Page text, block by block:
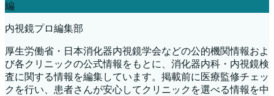
編
内視鏡プロ編集部
厚生労働省・日本消化器内視鏡学会などの公的機関情報およ
び各クリニックの公式情報をもとに、消化器内科・内視鏡検
査に関する情報を編集しています。掲載前に医療監修チェッ
クを行い、患者さんが安心してクリニックを選べる情報を中